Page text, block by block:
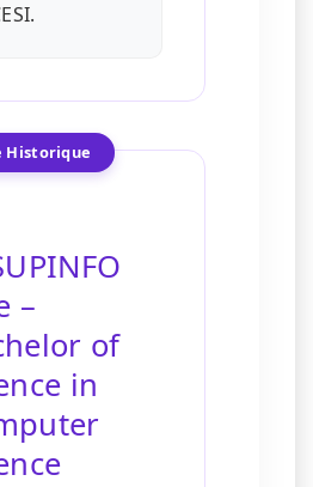
Historique
–
of
in